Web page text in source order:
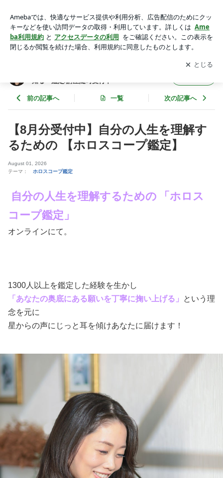
鑑定】 | ホロスコープの話〜星の深奥を究めて、理を知る～鑑
定/講座随時受付中
アプリをダウンロードして ブログの更新通知
を受け取りまし
ょう。
開く
知る～鑑定/講座随時受付中
前の記事へ 一覧 次の記事へ
【8月分受付中】自分の人生を理解す
るための 【ホロスコープ鑑定】
August 01, 2026
テーマ：
ホロスコープ鑑定
自分の人生を理解するための
「ホロス
コープ鑑定」
オンラインにて。
1300人以上を鑑定した経験を生かし
「あなたの奥底にある願いを丁寧に掬い上げる」
という理
念を元に
星からの声にじっと耳を傾けあなたに届けます！